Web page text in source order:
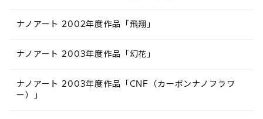
ナノアート 2002年度作品「飛翔」
ナノアート 2003年度作品「幻花」
ナノアート 2003年度作品「CNF（カーボンナノフラワ
ー）」